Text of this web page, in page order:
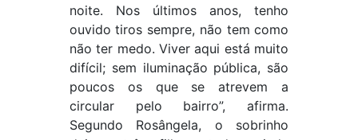
noite. Nos últimos anos, tenho
ouvido tiros sempre, não tem como
não ter medo. Viver aqui está muito
difícil; sem iluminação pública, são
poucos os que se atrevem a
circular pelo bairro”, afirma.
Segundo Rosângela, o sobrinho